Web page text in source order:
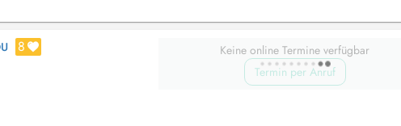
8
Keine online Termine verfügbar
Termin per Anruf